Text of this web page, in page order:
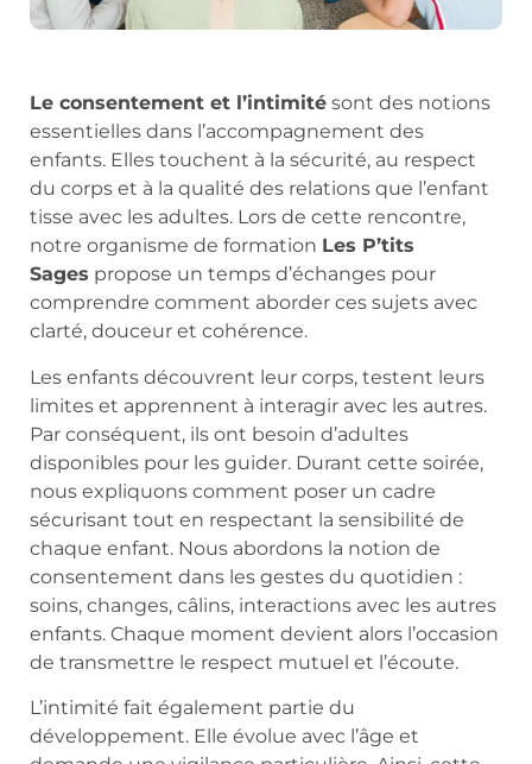
Le consentement et l’intimité sont des notions
essentielles dans l’accompagnement des
enfants. Elles touchent à la sécurité, au respect
du corps et à la qualité des relations que l’enfant
tisse avec les adultes. Lors de cette rencontre,
notre organisme de formation Les P’tits
Sages propose un temps d’échanges pour
comprendre comment aborder ces sujets avec
clarté, douceur et cohérence.
Les enfants découvrent leur corps, testent leurs
limites et apprennent à interagir avec les autres.
Par conséquent, ils ont besoin d’adultes
disponibles pour les guider. Durant cette soirée,
nous expliquons comment poser un cadre
sécurisant tout en respectant la sensibilité de
chaque enfant. Nous abordons la notion de
consentement dans les gestes du quotidien :
soins, changes, câlins, interactions avec les autres
enfants. Chaque moment devient alors l’occasion
de transmettre le respect mutuel et l’écoute.
L’intimité fait également partie du
développement. Elle évolue avec l’âge et